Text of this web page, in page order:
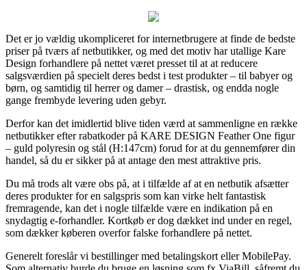
Det er jo vældig ukompliceret for internetbrugere at finde de bedste
priser på tværs af netbutikker, og med det motiv har utallige Kare
Design forhandlere på nettet været presset til at at reducere
salgsværdien på specielt deres bedst i test produkter – til babyer og
børn, og samtidig til herrer og damer – drastisk, og endda nogle
gange frembyde levering uden gebyr.
Derfor kan det imidlertid blive tiden værd at sammenligne en række
netbutikker efter rabatkoder på KARE DESIGN Feather One figur
– guld polyresin og stål (H:147cm) forud for at du gennemfører din
handel, så du er sikker på at antage den mest attraktive pris.
Du må trods alt være obs på, at i tilfælde af at en netbutik afsætter
deres produkter for en salgspris som kan virke helt fantastisk
fremragende, kan det i nogle tilfælde være en indikation på en
snydagtig e-forhandler. Kortkøb er dog dækket ind under en regel,
som dækker køberen overfor falske forhandlere på nettet.
Generelt foreslår vi bestillinger med betalingskort eller MobilePay.